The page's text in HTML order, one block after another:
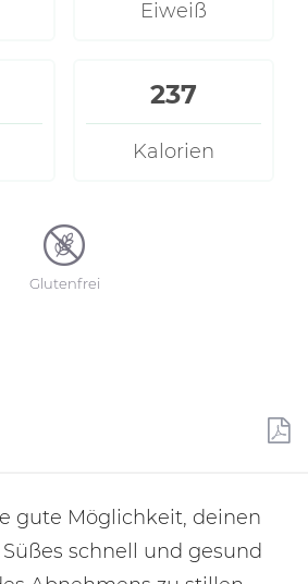
gute Möglichkeit, deinen
schnell und gesund
Eiweiß
237
Kalorien
Glutenfrei